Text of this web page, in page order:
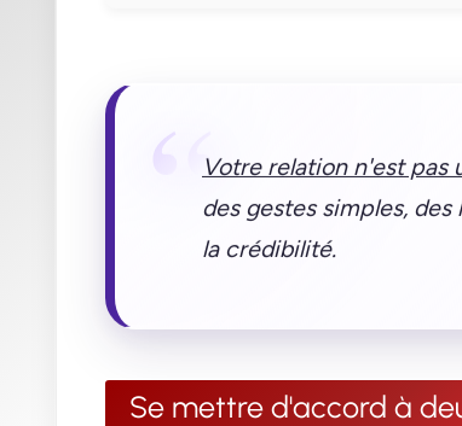
Votre relation n'est pas
des gestes simples,
la crédibilité.
Se mettre d'accord à